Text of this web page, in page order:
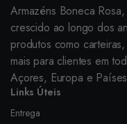
Armazéns Boneca
crescido ao longo dos
produtos como
mais para clientes em
Açores, Europa e
Links Úteis
Entrega